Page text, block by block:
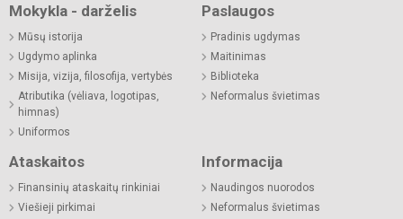
Mokykla - darželis
Mūsų istorija
Ugdymo aplinka
Misija, vizija, filosofija, vertybės
Atributika (vėliava, logotipas,
himnas)
Uniformos
Paslaugos
Pradinis ugdymas
Maitinimas
Biblioteka
Neformalus švietimas
Ataskaitos
Finansinių ataskaitų rinkiniai
Viešieji pirkimai
Informacija
Naudingos nuorodos
Neformalus švietimas